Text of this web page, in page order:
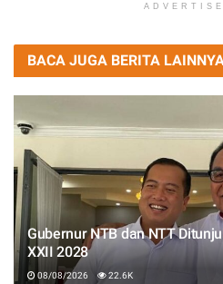
BACA JUGA BERITA
Gubernur NTB dan NTT
XXII 2028
08/08/2026 22.6K